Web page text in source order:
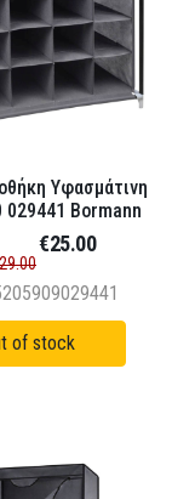
Υφασμάτινη
029441 Bormann
€25.00